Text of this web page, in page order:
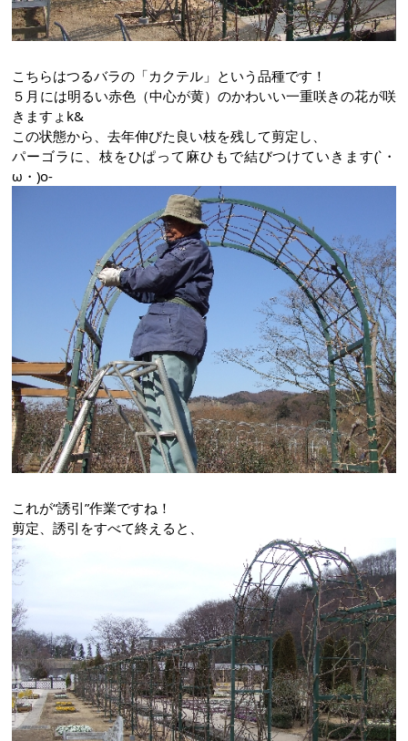
こちらはつるバラの「カクテル」という品種です！
５月には明るい赤色（中心が黄）のかわいい一重咲きの花が咲
きますょk&
この状態から、去年伸びた良い枝を残して剪定し、
パーゴラに、枝をひぱって麻ひもで結びつけていきます(`・
ω・)o-
これが“誘引”作業ですね！
剪定、誘引をすべて終えると、